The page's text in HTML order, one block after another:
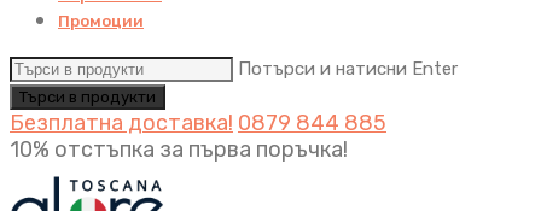
Промоции
Потърси и натисни Enter
Безплатна доставка! 0879 844 885
10% отстъпка за първа поръчка!